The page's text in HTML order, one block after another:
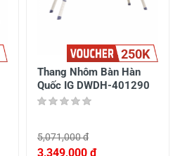
250K
Thang Nhôm Bàn Hàn
Quốc IG DWDH-401290
5,071,000 đ
3,349,000 đ